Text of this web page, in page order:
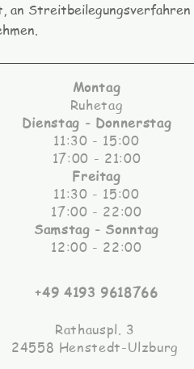
Streitbeilegungsverfahren
Montag
Ruhetag
Dienstag - Donnerstag
11:30 - 15:00
17:00 - 21:00
Freitag
11:30 - 15:00
17:00 - 22:00
Samstag - Sonntag
12:00 - 22:00
+49 4193 9618766
Rathauspl. 3
24558 Henstedt-Ulzburg